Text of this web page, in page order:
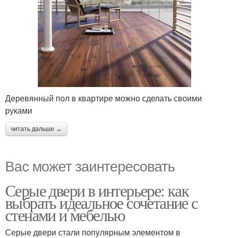
Деревянный пол в квартире можно сделать своими
руками
читать дальше →
Вас может заинтересовать
Серые двери в интерьере: как
выбрать идеальное сочетание с
стенами и мебелью
Серые двери стали популярным элементом в